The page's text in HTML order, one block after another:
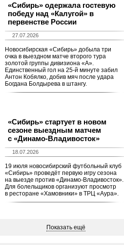
«Сибирь» одержала гостевую
победу над «Калугой» в
первенстве России
27.07.2026
Новосибирская «Сибирь» добыла три
очка в выездном матче второго тура
золотой группы дивизиона «А».
Единственный гол на 25-й минуте забил
Антон Кобялко, добив мяч после удара
Богдана Болдырева в штангу.
«Сибирь» стартует в новом
сезоне выездным матчем
с «Динамо-Владивосток»
18.07.2026
19 июля новосибирский футбольный клуб
«Сибирь» проведёт первую игру сезона
на выезде против «Динамо-Владивосток».
Для болельщиков организуют просмотр
в ресторане «Хамовники» в ТРЦ «Аура».
Показать ещё